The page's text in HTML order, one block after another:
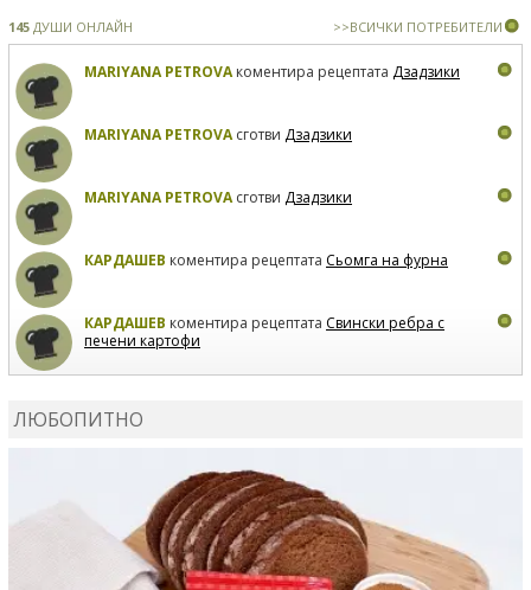
145 ДУШИ ОНЛАЙН >>ВСИЧКИ ПОТРЕБИТЕЛИ
MARIYANA PETROVAкоментира рецептата Дзадзики
MARIYANA PETROVAсготви Дзадзики
MARIYANA PETROVAсготви Дзадзики
КАРДАШЕВ коментира рецептата Сьомга на фурна
КАРДАШЕВ коментира рецептата Свински ребра с
печени картофи
ЛЮБОПИТНО